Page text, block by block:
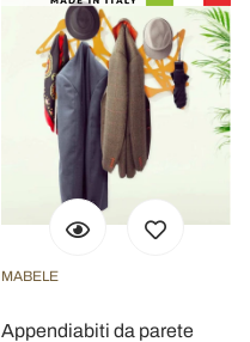
MABELE
Appendiabiti da parete